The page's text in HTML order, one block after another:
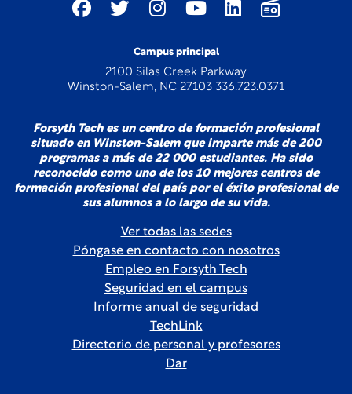
Campus principal
2100 Silas Creek Parkway
Winston-Salem, NC 27103 336.723.0371
Forsyth Tech es un centro de formación profesional
situado en Winston-Salem que imparte más de 200
programas a más de 22 000 estudiantes. Ha sido
reconocido como uno de los 10 mejores centros de
formación profesional del país por el éxito profesional de
sus alumnos a lo largo de su vida.
Ver todas las sedes
Póngase en contacto con nosotros
Empleo en Forsyth Tech
Seguridad en el campus
Informe anual de seguridad
TechLink
Directorio de personal y profesores
Dar